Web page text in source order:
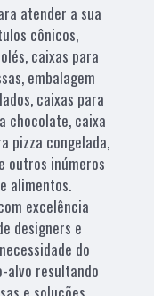
atender a sua
cônicos,
caixas para
embalagem
caixas para
chocolate, caixa
pizza congelada,
outros inúmeros
alimentos.
excelência
designers e
do
alvo resultando